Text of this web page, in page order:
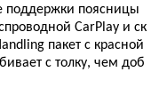
поддержки поясницы
CarPlay и ск
пакет с красной
с толку, чем доб